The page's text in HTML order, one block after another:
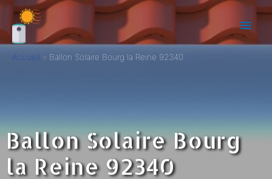
Accueil Ballon Solaire Bourg la Reine 92340
Ballon Solaire Bourg
la Reine 92340